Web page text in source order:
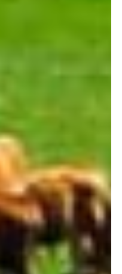
de pellets
CALIDAD Y ECONOMÍA ES
QUE UTILICE PELLETS.